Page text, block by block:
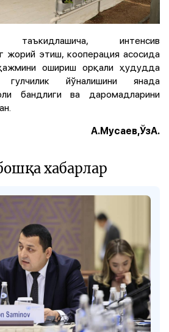
таъкидлашича, интенсив
жорий этиш, кооперация асосида
ошириш орқали ҳудудда
йўналишини янада
бандлиги ва даромадларини
А.Мусаев,ЎзА.
хабарлар